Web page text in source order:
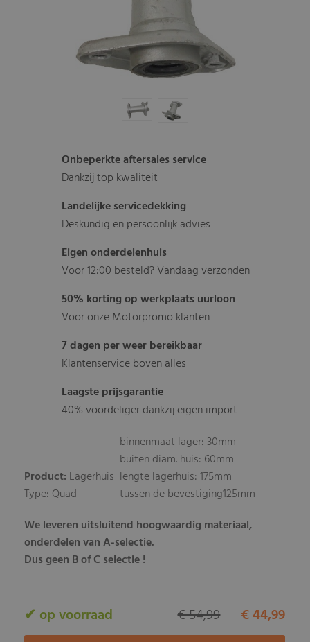
Onbeperkte aftersales service
Dankzij top kwaliteit
Landelijke servicedekking
Deskundig en persoonlijk advies
Eigen onderdelenhuis
Voor 12:00 besteld? Vandaag verzonden
50% korting op werkplaats uurloon
Voor onze Motorpromo klanten
7 dagen per weer bereikbaar
Klantenservice boven alles
Laagste prijsgarantie
40% voordeliger dankzij eigen import
Product: Lagerhuis
Type: Quad
binnenmaat lager: 30mm
buiten diam. huis: 60mm
lengte lagerhuis: 175mm
tussen de bevestiging125mm
We leveren uitsluitend hoogwaardig materiaal,
onderdelen van A-selectie.
Dus geen B of C selectie !
✔ op voorraad € 44,99
€ 54,99